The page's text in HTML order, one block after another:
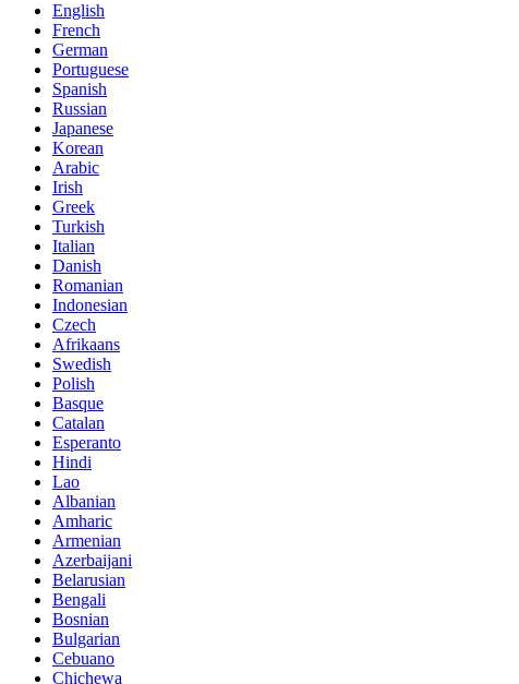
English
French
German
Portuguese
Spanish
Russian
Japanese
Korean
Arabic
Irish
Greek
Turkish
Italian
Danish
Romanian
Indonesian
Czech
Afrikaans
Swedish
Polish
Basque
Catalan
Esperanto
Hindi
Lao
Albanian
Amharic
Armenian
Azerbaijani
Belarusian
Bengali
Bosnian
Bulgarian
Cebuano
Chichewa